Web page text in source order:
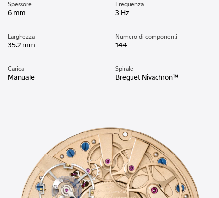
Spessore
6 mm
Frequenza
3 Hz
Larghezza
35.2 mm
Numero di componenti
144
Carica
Manuale
Spirale
Breguet Nivachron™